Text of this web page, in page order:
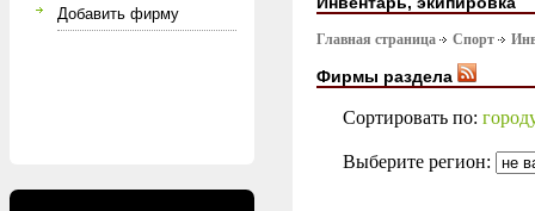
Добавить фирму
Главная страница Спорт
Фирмы раздела
Сортировать по:
Выберите регион: